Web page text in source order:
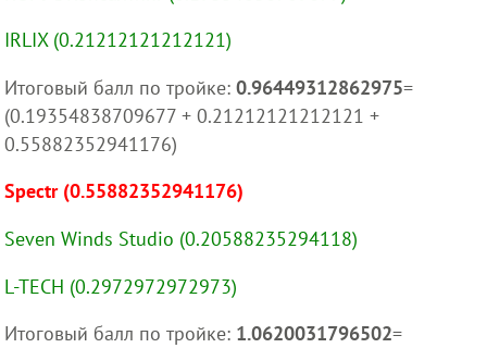
IRLIX (0.21212121212121)
Итоговый балл по тройке: 0.96449312862975=
(0.19354838709677 + 0.21212121212121 +
0.55882352941176)
Spectr (0.55882352941176)
Seven Winds Studio (0.20588235294118)
L-TECH (0.2972972972973)
Итоговый балл по тройке: 1.0620031796502=